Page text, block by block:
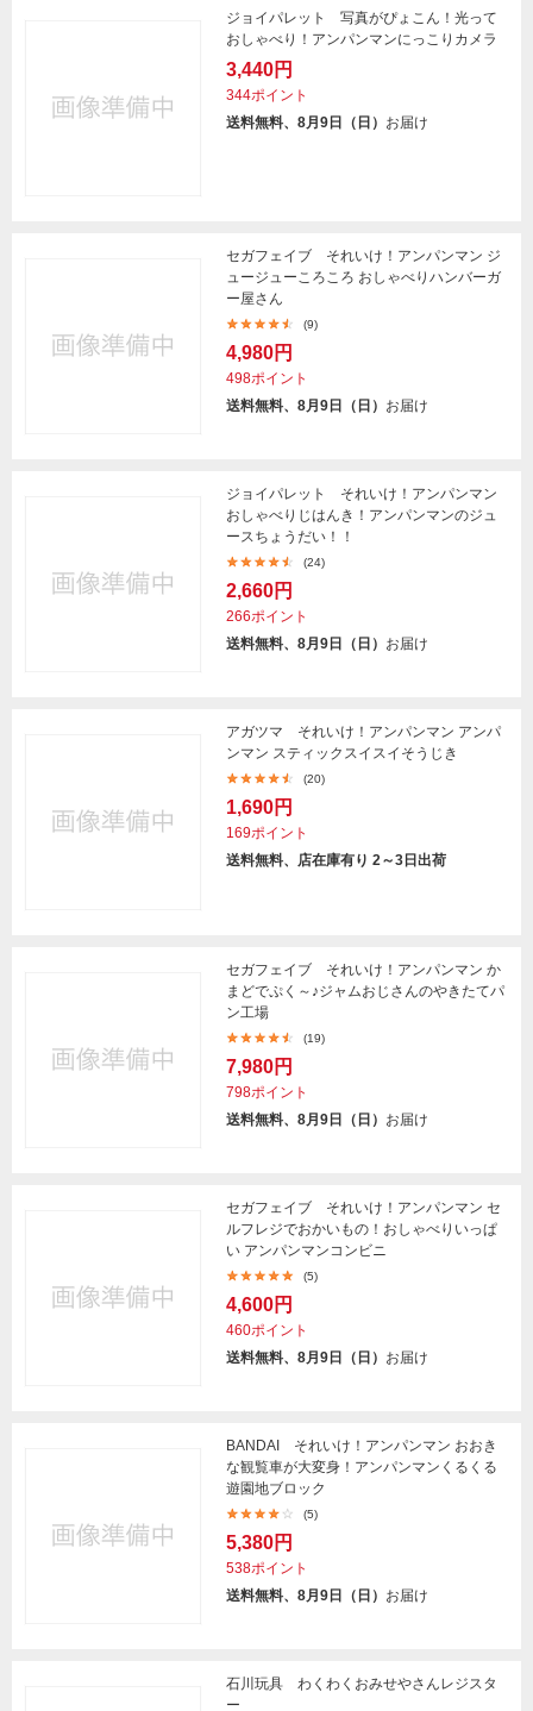
ジョイパレット 写真がぴょこん！光って
おしゃべり！アンパンマンにっこりカメラ
3,440円
344ポイント
送料無料、8月9日（日） お届け
セガフェイブ それいけ！アンパンマン ジ
ュージューころころ おしゃべりハンバーガ
ー屋さん
(9)
4,980円
498ポイント
送料無料、8月9日（日） お届け
ジョイパレット それいけ！アンパンマン
おしゃべりじはんき！アンパンマンのジュ
ースちょうだい！！
(24)
2,660円
266ポイント
送料無料、8月9日（日） お届け
アガツマ それいけ！アンパンマン アンパ
ンマン スティックスイスイそうじき
(20)
1,690円
169ポイント
送料無料、店在庫有り 2～3日出荷
セガフェイブ それいけ！アンパンマン か
まどでぷく～♪ジャムおじさんのやきたてパ
ン工場
(19)
7,980円
798ポイント
送料無料、8月9日（日） お届け
セガフェイブ それいけ！アンパンマン セ
ルフレジでおかいもの！おしゃべりいっぱ
い アンパンマンコンビニ
(5)
4,600円
460ポイント
送料無料、8月9日（日） お届け
BANDAI それいけ！アンパンマン おおき
な観覧車が大変身！アンパンマンくるくる
遊園地ブロック
(5)
5,380円
538ポイント
送料無料、8月9日（日） お届け
石川玩具 わくわくおみせやさんレジスタ
ー